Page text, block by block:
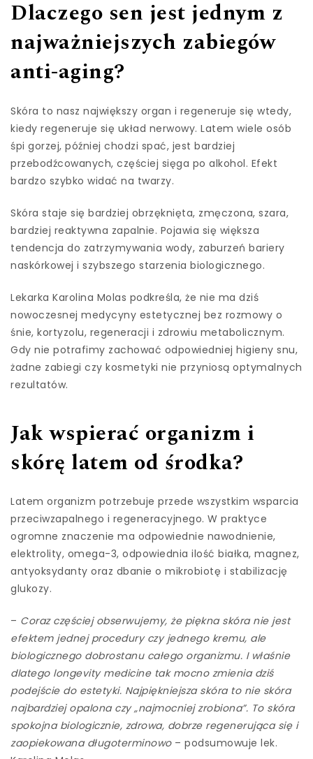
Dlaczego sen jest jednym z
najważniejszych zabiegów
anti-aging?
Skóra to nasz największy organ i regeneruje się wtedy,
kiedy regeneruje się układ nerwowy. Latem wiele osób
śpi gorzej, później chodzi spać, jest bardziej
przebodźcowanych, częściej sięga po alkohol. Efekt
bardzo szybko widać na twarzy.
Skóra staje się bardziej obrzęknięta, zmęczona, szara,
bardziej reaktywna zapalnie. Pojawia się większa
tendencja do zatrzymywania wody, zaburzeń bariery
naskórkowej i szybszego starzenia biologicznego.
Lekarka Karolina Molas podkreśla, że nie ma dziś
nowoczesnej medycyny estetycznej bez rozmowy o
śnie, kortyzolu, regeneracji i zdrowiu metabolicznym.
Gdy nie potrafimy zachować odpowiedniej higieny snu,
żadne zabiegi czy kosmetyki nie przyniosą optymalnych
rezultatów.
Jak wspierać organizm i
skórę latem od środka?
Latem organizm potrzebuje przede wszystkim wsparcia
przeciwzapalnego i regeneracyjnego. W praktyce
ogromne znaczenie ma odpowiednie nawodnienie,
elektrolity, omega-3, odpowiednia ilość białka, magnez,
antyoksydanty oraz dbanie o mikrobiotę i stabilizację
glukozy.
– Coraz częściej obserwujemy, że piękna skóra nie jest
efektem jednej procedury czy jednego kremu, ale
biologicznego dobrostanu całego organizmu. I właśnie
dlatego longevity medicine tak mocno zmienia dziś
podejście do estetyki. Najpiękniejsza skóra to nie skóra
najbardziej opalona czy „najmocniej zrobiona”. To skóra
spokojna biologicznie, zdrowa, dobrze regenerująca się i
zaopiekowana długoterminowo– podsumowuje lek.